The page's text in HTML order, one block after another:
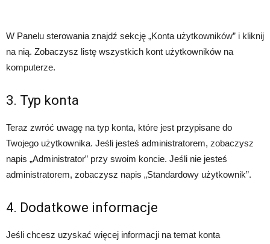
W Panelu sterowania znajdź sekcję „Konta użytkowników” i kliknij
na nią. Zobaczysz listę wszystkich kont użytkowników na
komputerze.
3. Typ konta
Teraz zwróć uwagę na typ konta, które jest przypisane do
Twojego użytkownika. Jeśli jesteś administratorem, zobaczysz
napis „Administrator” przy swoim koncie. Jeśli nie jesteś
administratorem, zobaczysz napis „Standardowy użytkownik”.
4. Dodatkowe informacje
Jeśli chcesz uzyskać więcej informacji na temat konta